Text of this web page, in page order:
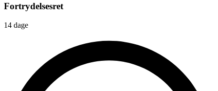
Fortrydelsesret
14 dage